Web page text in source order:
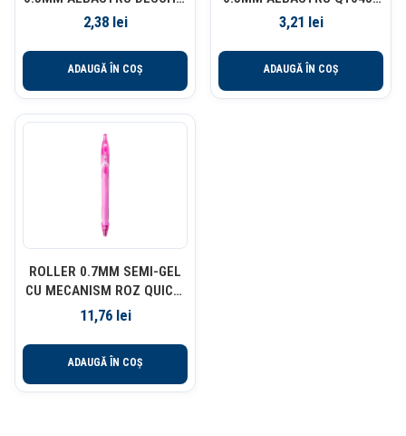
DELI
2,38 lei
ADAUGĂ ÎN COȘ
DELI
3,21 lei
ADAUGĂ ÎN COȘ
ROLLER 0.7MM SEMI-GEL
CU MECANISM ROZ QUICK-
DRY BIC
11,76 lei
ADAUGĂ ÎN COȘ